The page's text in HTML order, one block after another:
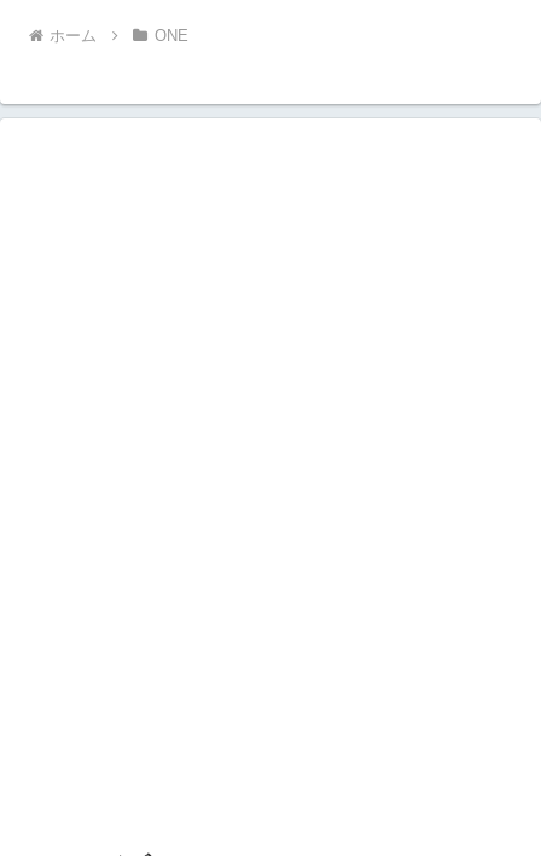
ホーム ONE